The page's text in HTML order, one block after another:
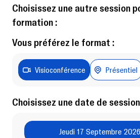
Choisissez une autre session
formation :
Vous préférez le format :
Visioconférence Présentiel
Choisissez une date de
Jeudi 17 Septembre